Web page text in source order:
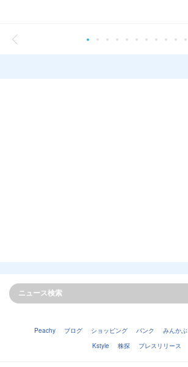
Peachy ブログ ショッピング バンク みんかぶ
Kstyle
株探 プレスリリース